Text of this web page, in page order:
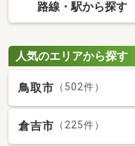
路線・駅から探す
人気のエリアから探す
鳥取市 （502件）
倉吉市 （225件）